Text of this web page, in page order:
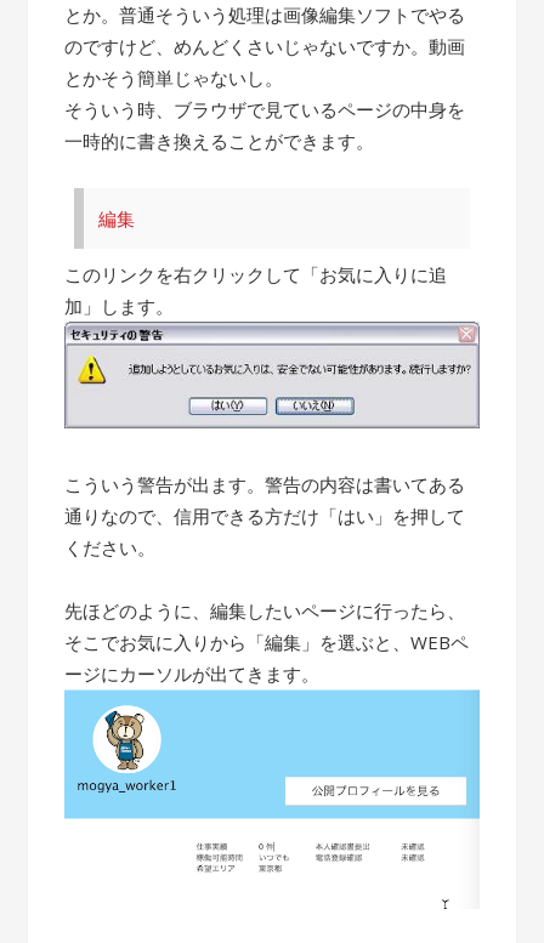
とか。普通そういう処理は画像編集ソフトでやる
のですけど、めんどくさいじゃないですか。動画
とかそう簡単じゃないし。
そういう時、ブラウザで見ているページの中身を
一時的に書き換えることができます。
編集
このリンクを右クリックして「お気に入りに追
加」します。
こういう警告が出ます。警告の内容は書いてある
通りなので、信用できる方だけ「はい」を押して
ください。
先ほどのように、編集したいページに行ったら、
そこでお気に入りから「編集」を選ぶと、WEBペ
ージにカーソルが出てきます。